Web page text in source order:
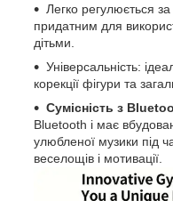
Легко регулюється
придатним для
дітьми.
Універсальність:
корекції фігури та
Сумісність з
Bluetooth і має
улюбленої музики під
веселощів і мотивації.